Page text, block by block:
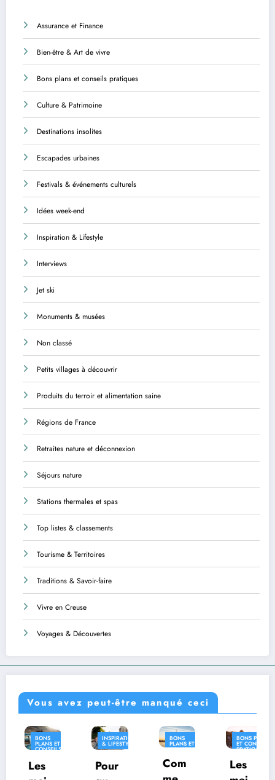
Assurance et Finance
Bien-être & Art de vivre
Bons plans et conseils pratiques
Culture & Patrimoine
Destinations insolites
Escapades urbaines
Festivals & événements culturels
Idées week-end
Inspiration & Lifestyle
Interviews
Jet ski
Monuments & musées
Non classé
Petits villages à découvrir
Produits du terroir et alimentation saine
Régions de France
Retraites nature et déconnexion
Séjours nature
Stations thermales et spas
Top listes & classements
Tourisme & Territoires
Traditions & Savoir-faire
Vivre en Creuse
Voyages & Découvertes
Vous avez peut-être manqué ceci
& LIFESTYLE
Pour
BONS
PLANS ET
CONSEILS
Com
ET CONSEILS
PRATIQUES
Les
&
Où